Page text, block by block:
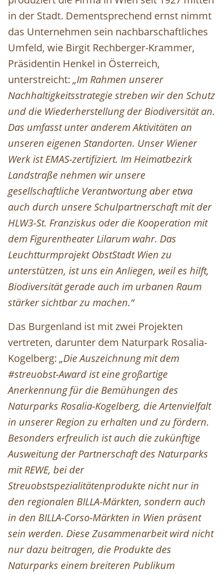
in der Stadt. Dementsprechend ernst nimmt
das Unternehmen sein nachbarschaftliches
Umfeld, wie Birgit Rechberger-Krammer,
Präsidentin Henkel in Österreich,
unterstreicht: „Im Rahmen unserer
Nachhaltigkeitsstrategie streben wir den Schutz
und die Wiederherstellung der Biodiversität an.
Das umfasst unter anderem Aktivitäten an
unseren eigenen Standorten. Unser Wiener
Werk ist EMAS-zertifiziert. Im Heimatbezirk
Landstraße nehmen wir unsere
gesellschaftliche Verantwortung aber etwa
auch durch unsere Schulpartnerschaft mit der
HLW3-St. Franziskus oder die Kooperation mit
dem Figurentheater Lilarum wahr. Das
Leuchtturmprojekt ObstStadt Wien zu
unterstützen, ist uns ein Anliegen, weil es hilft,
Biodiversität gerade auch im urbanen Raum
stärker sichtbar zu machen.“
Das Burgenland ist mit zwei Projekten
vertreten, darunter dem Naturpark Rosalia-
Kogelberg: „Die Auszeichnung mit dem
#streuobst-Award ist eine großartige
Anerkennung für die Bemühungen des
Naturparks Rosalia-Kogelberg, die Artenvielfalt
in unserer Region zu erhalten und zu fördern.
Besonders erfreulich ist auch die zukünftige
Ausweitung der Partnerschaft des Naturparks
mit REWE, bei der
Streuobstspezialitätenprodukte nicht nur in
den regionalen BILLA-Märkten, sondern auch
in den BILLA-Corso-Märkten in Wien präsent
sein werden. Diese Zusammenarbeit wird nicht
nur dazu beitragen, die Produkte des
Naturparks einem breiteren Publikum